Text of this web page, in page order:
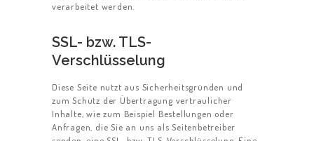
verarbeitet werden.
SSL- bzw. TLS-
Verschlüsselung
Diese Seite nutzt aus Sicherheitsgründen und
zum Schutz der Übertragung vertraulicher
Inhalte, wie zum Beispiel Bestellungen oder
Anfragen, die Sie an uns als Seitenbetreiber